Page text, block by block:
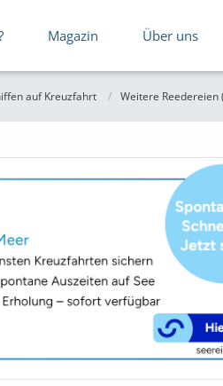
Magazin Über uns
auf Kreuzfahrt Weitere